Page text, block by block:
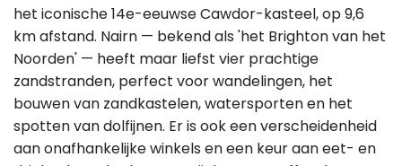
het iconische 14e-eeuwse Cawdor-kasteel, op 9,6
km afstand. Nairn — bekend als 'het Brighton van het
Noorden' — heeft maar liefst vier prachtige
zandstranden, perfect voor wandelingen, het
bouwen van zandkastelen, watersporten en het
spotten van dolfijnen. Er is ook een verscheidenheid
aan onafhankelijke winkels en een keur aan eet- en